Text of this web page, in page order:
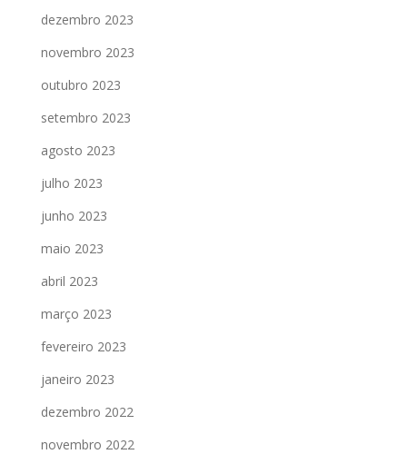
dezembro 2023
novembro 2023
outubro 2023
setembro 2023
agosto 2023
julho 2023
junho 2023
maio 2023
abril 2023
março 2023
fevereiro 2023
janeiro 2023
dezembro 2022
novembro 2022